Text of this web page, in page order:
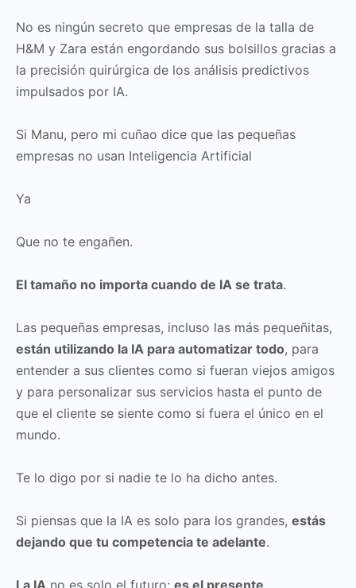
No es ningún secreto que empresas de la talla de
H&M y Zara están engordando sus bolsillos gracias a
la precisión quirúrgica de los análisis predictivos
impulsados por IA.
Si Manu, pero mi cuñao dice que las pequeñas
empresas no usan Inteligencia Artificial
Ya
Que no te engañen.
El tamaño no importa cuando de IA se trata.
Las pequeñas empresas, incluso las más pequeñitas,
están utilizando la IA para automatizar todo, para
entender a sus clientes como si fueran viejos amigos
y para personalizar sus servicios hasta el punto de
que el cliente se siente como si fuera el único en el
mundo.
Te lo digo por si nadie te lo ha dicho antes.
Si piensas que la IA es solo para los grandes, estás
dejando que tu competencia te adelante.
La IA no es solo el futuro; es el presente